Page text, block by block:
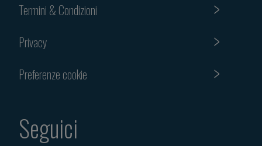
Termini & Condizioni
Privacy
Preferenze cookie
Seguici